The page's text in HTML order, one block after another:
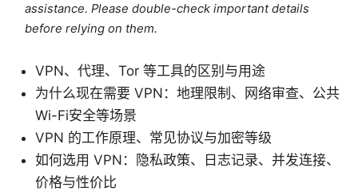
assistance. Please double-check important details
before relying on them.
VPN、代理、Tor 等工具的区别与用途
为什么现在需要 VPN：地理限制、网络审查、公共
Wi-Fi安全等场景
VPN 的工作原理、常见协议与加密等级
如何选用 VPN：隐私政策、日志记录、并发连接、
价格与性价比